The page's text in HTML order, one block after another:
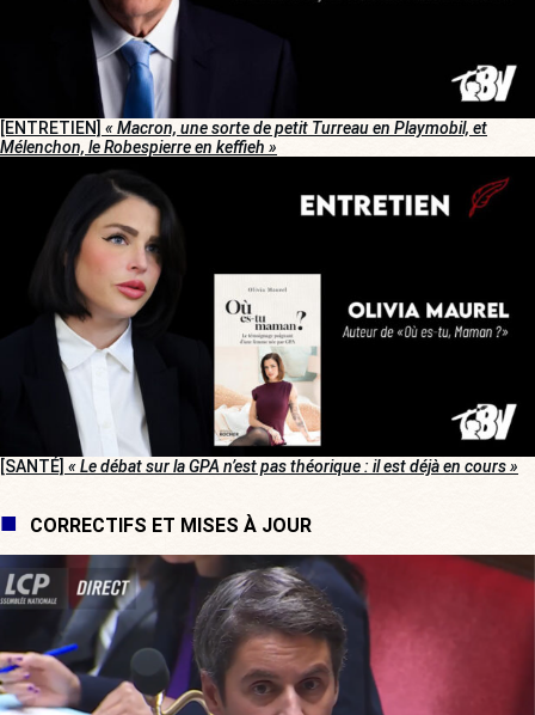
[ENTRETIEN] « Macron, une sorte de petit Turreau en Playmobil, et
Mélenchon, le Robespierre en keffieh »
[SANTÉ] « Le débat sur la GPA n’est pas théorique : il est déjà en cours »
CORRECTIFS ET MISES À JOUR